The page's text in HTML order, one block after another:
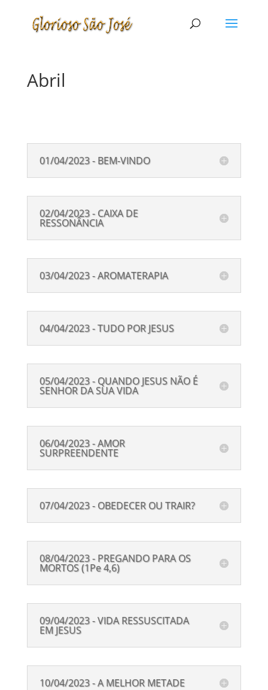
Abril
01/04/2023 - BEM-VINDO
02/04/2023 - CAIXA DE
RESSONÂNCIA
03/04/2023 - AROMATERAPIA
04/04/2023 - TUDO POR JESUS
05/04/2023 - QUANDO JESUS NÃO É
SENHOR DA SUA VIDA
06/04/2023 - AMOR
SURPREENDENTE
07/04/2023 - OBEDECER OU TRAIR?
08/04/2023 - PREGANDO PARA OS
MORTOS (1Pe 4,6)
09/04/2023 - VIDA RESSUSCITADA
EM JESUS
10/04/2023 - A MELHOR METADE